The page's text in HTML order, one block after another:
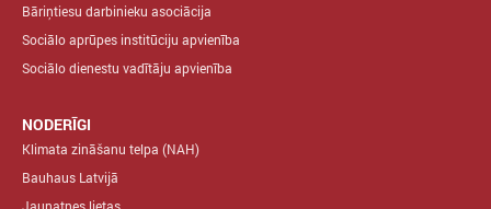
Bāriņtiesu darbinieku asociācija
Sociālo aprūpes institūciju apvienība
Sociālo dienestu vadītāju apvienība
NODERĪGI
Klimata zināšanu telpa (NAH)
Bauhaus Latvijā